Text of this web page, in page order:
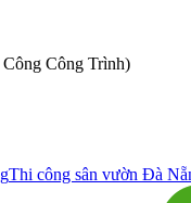
Công Trình)
Thi công sân vườn Đà